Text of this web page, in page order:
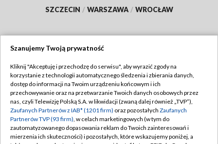
SZCZECIN / WARSZAWA / WROCŁAW
TVP
Abonament TVP
Emisja w TVP
Centrum informacji TVP
Naziemna Telewizja Cyfrowa
Regulamin TVP
Polityka prywatności
Moje zgody
Szanujemy Twoją prywatność
Kliknij "Akceptuję i przechodzę do serwisu", aby wyrazić zgody na
korzystanie z technologii automatycznego śledzenia i zbierania danych,
dostęp do informacji na Twoim urządzeniu końcowym i ich
przechowywanie oraz na przetwarzanie Twoich danych osobowych przez
nas, czyli Telewizję Polską S.A. w likwidacji (zwaną dalej również „TVP”),
Zaufanych Partnerów z IAB* (1201 firm) oraz pozostałych Zaufanych
Partnerów TVP (93 firm), w celach marketingowych (w tym do
zautomatyzowanego dopasowania reklam do Twoich zainteresowań i
mierzenia ich skuteczności) i pozostałych, które wskazujemy poniżej, a